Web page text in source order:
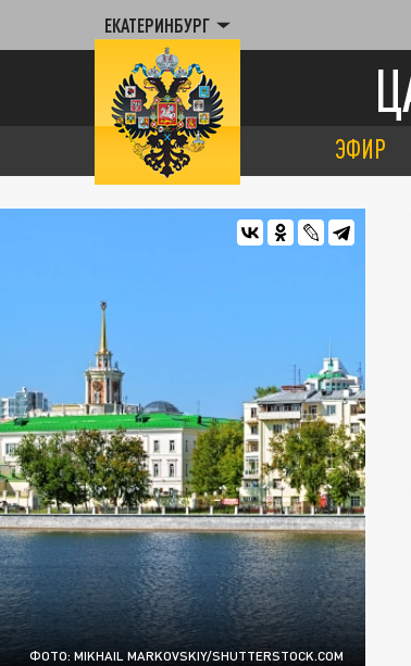
ЕКАТЕРИНБУРГ
ЭФИР
ФОТО: MIKHAIL MARKOVSKIY/SHUTTERSTOCK.COM